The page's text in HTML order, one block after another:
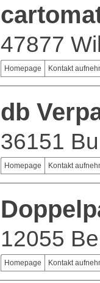
47877
Homepage Kontakt
db
36151
Homepage Kontakt
12055
Homepage Kontakt